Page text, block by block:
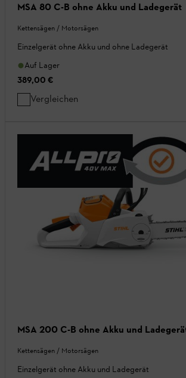
MSA 80 C-B ohne Akku und Ladegerät
Kettensägen / Motorsägen
Einzelgerät ohne Akku und ohne Ladegerät
Auf Lager
389,00 €
Vergleichen
MSA 200 C-B ohne Akku und
Kettensägen / Motorsägen
Einzelgerät ohne Akku und Ladegerät